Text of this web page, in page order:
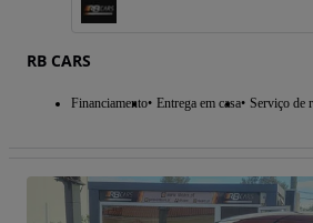
RB CARS
Financiamento Entrega em casa Serviço de